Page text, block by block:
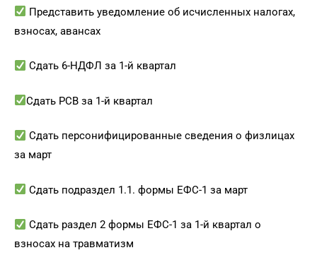
Представить уведомление об исчисленных налогах,
взносах, авансах
Сдать 6-НДФЛ за 1-й квартал
Сдать РСВ за 1-й квартал
Сдать персонифицированные сведения о физлицах
за март
Сдать подраздел 1.1. формы ЕФС-1 за март
Сдать раздел 2 формы ЕФС-1 за 1-й квартал о
взносах на травматизм